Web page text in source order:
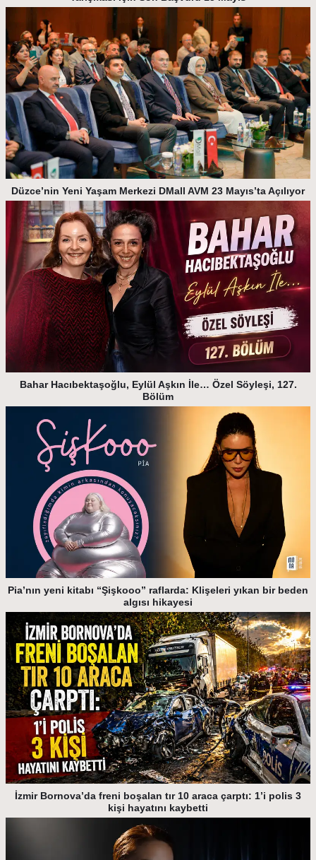
Düzce’nin Yeni Yaşam Merkezi DMall AVM 23 Mayıs’ta Açılıyor
Bahar Hacıbektaşoğlu, Eylül Aşkın İle… Özel Söyleşi, 127.
Bölüm
Pia’nın yeni kitabı “Şişkooo” raflarda: Klişeleri yıkan bir beden
algısı hikayesi
İzmir Bornova’da freni boşalan tır 10 araca çarptı: 1’i polis 3
kişi hayatını kaybetti